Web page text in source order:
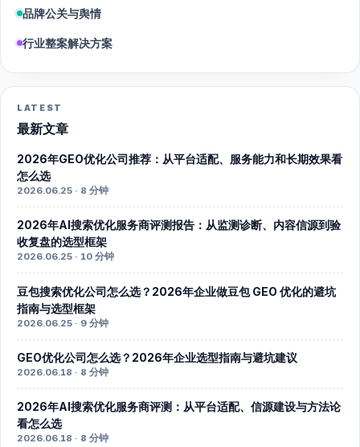
品牌公关与舆情
行业整案解决方案
LATEST
最新文章
2026年GEO优化公司推荐：从平台适配、服务能力和长期效果看
怎么选
2026.06.25 · 8 分钟
2026年AI搜索优化服务商评测报告：从监测诊断、内容信源到验
收复盘的选型框架
2026.06.25 · 10 分钟
豆包搜索优化公司怎么选？2026年企业做豆包 GEO 优化的避坑
指南与选型框架
2026.06.25 · 9 分钟
GEO优化公司怎么选？2026年企业选型指南与避坑建议
2026.06.18 · 8 分钟
2026年AI搜索优化服务商评测：从平台适配、信源建设与方法论
看怎么选
2026.06.18 · 8 分钟